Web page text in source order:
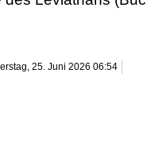
25. Juni 2026 06:54